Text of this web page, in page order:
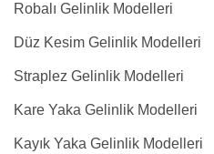
Robalı Gelinlik Modelleri
Düz Kesim Gelinlik Modelleri
Straplez Gelinlik Modelleri
Kare Yaka Gelinlik Modelleri
Kayık Yaka Gelinlik Modelleri